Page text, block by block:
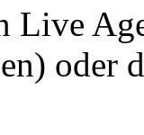
Live
oder